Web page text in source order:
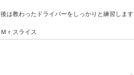
後は教わったドライバーをしっかりと練習します
Ｍｒスライス